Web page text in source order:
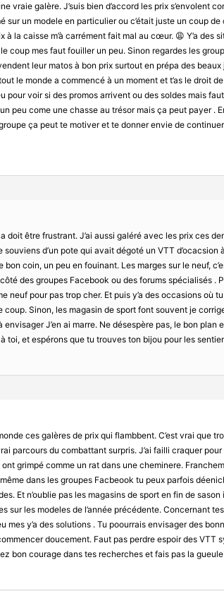
vraie galère. J’suis bien d’accord les prix s’envolent
sur un modele en particulier ou c’était juste un coup de
à la caisse m’à carrément fait mal au cœur. 😩 Y’a des
coup mes faut fouiller un peu. Sinon regardes les
leur matos à bon prix surtout en prépa des beaux
le monde a commencé à un moment et t’as le droit
pour voir si des promos arrivent ou des soldes mais
peu come une chasse au trésor mais ça peut payer .
ça peut te motiver et te donner envie de
doit être frustrant. J’ai aussi galéré avec les prix ces
d’un pote qui avait dégoté un VTT d’ocacsion
bon coin, un peu en fouinant. Les marges sur le neuf,
des groupes Facebook ou des forums spécialisés .
neuf pour pas trop cher. Et puis y’a des occasions où
Sinon, les magasin de sport font souvent je
envisager J’en ai marre. Ne désespère pas, le bon plan
toi, et espérons que tu trouves ton bijou pour les
ces galères de prix qui flambbent. C’est vrai que
parcours du combattant surpris. J’ai failli craquer
grimpé comme un rat dans une cheminere.
dans les groupes Facbeook tu peux parfois
Et n’oublie pas les magasins de sport en fin de sason
sur les modeles de l’année précédente. Concernant
mes y’a des solutions . Tu poourrais envisager des
doucement. Faut pas perdre espoir des VTT
bon courage dans tes recherches et fais pas la